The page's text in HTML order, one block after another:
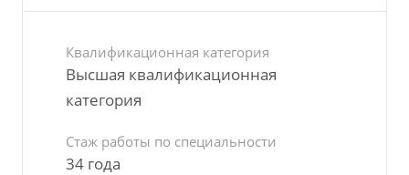
Квалификационная категория
Высшая квалификационная
категория
Стаж работы по специальности
34 года